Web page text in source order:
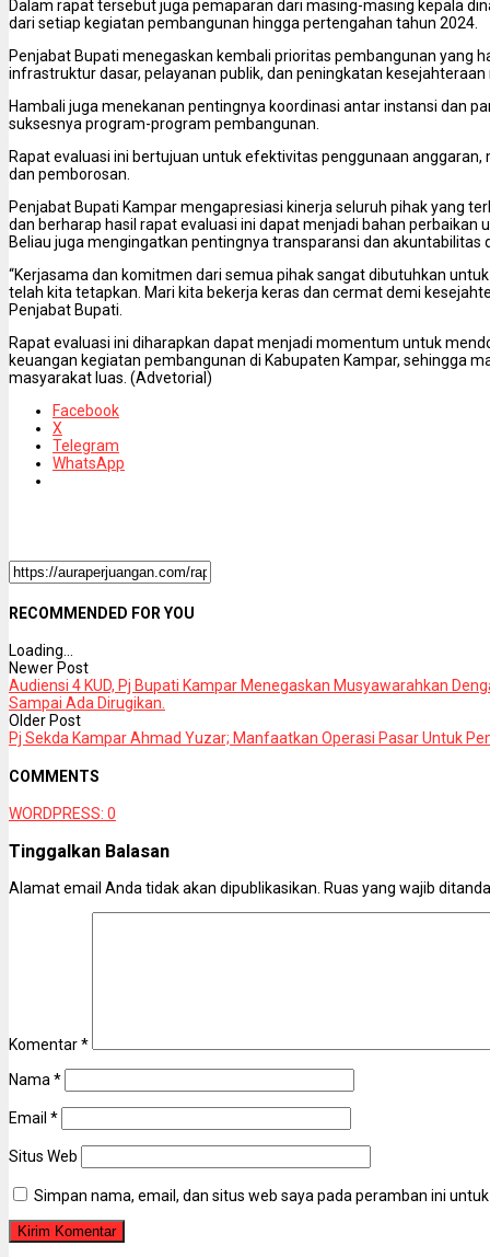
Dalam rapat tersebut juga pemaparan dari masing-masing kepala
dari setiap kegiatan pembangunan hingga pertengahan tahun 2024.
Penjabat Bupati menegaskan kembali prioritas pembangunan yang
infrastruktur dasar, pelayanan publik, dan peningkatan
Hambali juga menekanan pentingnya koordinasi antar instansi dan
suksesnya program-program pembangunan.
Rapat evaluasi ini bertujuan untuk efektivitas penggunaan
dan pemborosan.
Penjabat Bupati Kampar mengapresiasi kinerja seluruh pihak yang
dan berharap hasil rapat evaluasi ini dapat menjadi bahan perbaikan
Beliau juga mengingatkan pentingnya transparansi dan
“Kerjasama dan komitmen dari semua pihak sangat dibutuhkan
telah kita tetapkan. Mari kita bekerja keras dan cermat demi
Penjabat Bupati.
Rapat evaluasi ini diharapkan dapat menjadi momentum untuk
keuangan kegiatan pembangunan di Kabupaten Kampar, sehingga
masyarakat luas. (Advetorial)
Facebook
X
Telegram
WhatsApp
RECOMMENDED FOR YOU
Loading...
Newer Post
Audiensi 4 KUD, Pj Bupati Kampar Menegaskan Musyawarahkan
Sampai Ada Dirugikan.
Older Post
Pj Sekda Kampar Ahmad Yuzar; Manfaatkan Operasi Pasar Untuk
COMMENTS
WORDPRESS: 0
Tinggalkan Balasan
Alamat email Anda tidak akan dipublikasikan. Ruas yang wajib
Komentar*
Nama*
Email *
Situs Web
Simpan nama, email, dan situs web saya pada peramban ini